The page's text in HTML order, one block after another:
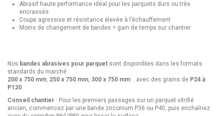
Abrasif haute performance idéal pour les parquets durs ou très
encrassés
Coupe agressive et résistance élevée à l’échauffement
Moins de changement de bandes = gain de temps sur chantier
Nos bandes abrasives pour parquet sont disponibles dans les formats
standards du marché :
200 x 750 mm, 250 x 750 mm, 300 x 750 mm… avec des grains de P24 à
P120.
Conseil chantier : Pour les premiers passages sur un parquet vitrifié
ancien, commencez par une bande zirconium P36 ou P40, puis enchaînez